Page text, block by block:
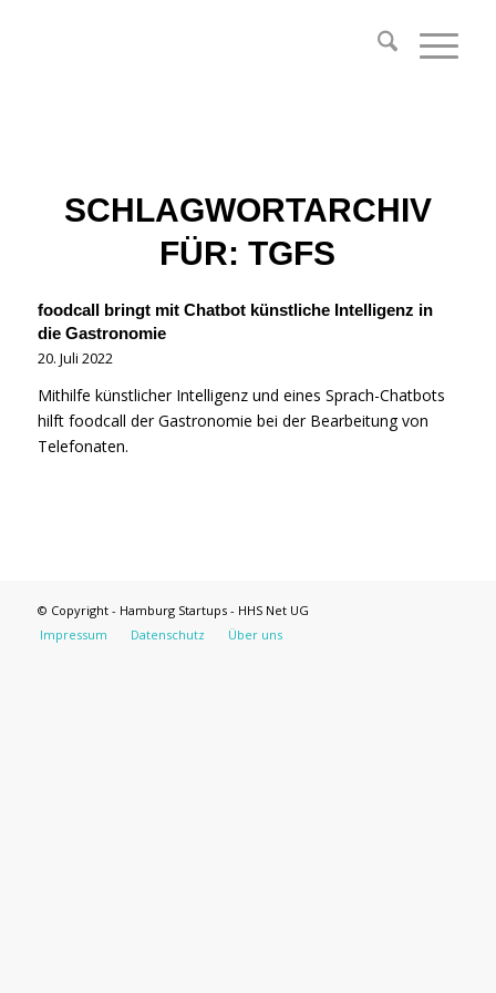
SCHLAGWORTARCHIV
FÜR:TGFS
foodcall bringt mit Chatbot künstliche Intelligenz in
die Gastronomie
20. Juli 2022
Mithilfe künstlicher Intelligenz und eines Sprach-Chatbots
hilft foodcall der Gastronomie bei der Bearbeitung von
Telefonaten.
© Copyright - Hamburg Startups - HHS Net UG
Impressum
Datenschutz Über uns